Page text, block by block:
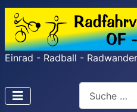
Einrad - Radball -
Search